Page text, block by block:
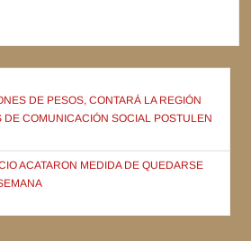
DE PESOS, CONTARÁ LA REGIÓN
DE COMUNICACIÓN SOCIAL POSTULEN
ACATARON MEDIDA DE QUEDARSE